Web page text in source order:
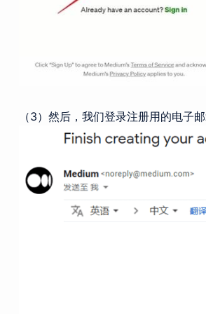
（3）然后，我们登录注册用的电